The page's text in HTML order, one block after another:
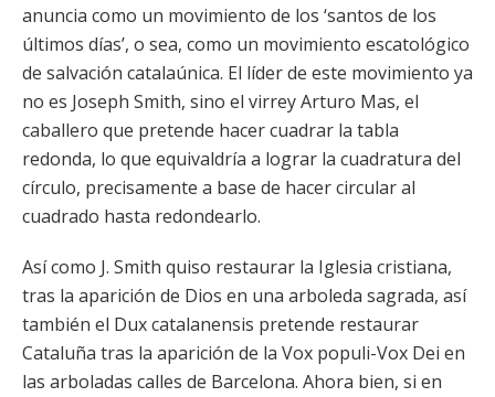
anuncia como un movimiento de los ‘santos de los
últimos días’, o sea, como un movimiento escatológico
de salvación catalaúnica. El líder de este movimiento ya
no es Joseph Smith, sino el virrey Arturo Mas, el
caballero que pretende hacer cuadrar la tabla
redonda, lo que equivaldría a lograr la cuadratura del
círculo, precisamente a base de hacer circular al
cuadrado hasta redondearlo.
Así como J. Smith quiso restaurar la Iglesia cristiana,
tras la aparición de Dios en una arboleda sagrada, así
también el Dux catalanensis pretende restaurar
Cataluña tras la aparición de la Vox populi-Vox Dei en
las arboladas calles de Barcelona. Ahora bien, si en